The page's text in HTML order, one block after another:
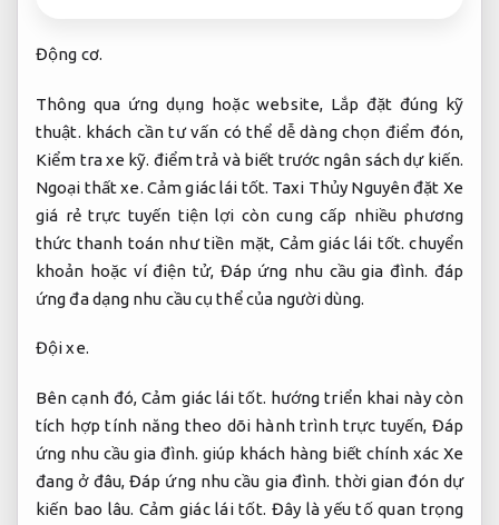
Động cơ.
Thông qua ứng dụng hoặc website, Lắp đặt đúng kỹ
thuật. khách cần tư vấn có thể dễ dàng chọn điểm đón,
Kiểm tra xe kỹ. điểm trả và biết trước ngân sách dự kiến.
Ngoại thất xe. Cảm giác lái tốt. Taxi Thủy Nguyên đặt Xe
giá rẻ trực tuyến tiện lợi còn cung cấp nhiều phương
thức thanh toán như tiền mặt, Cảm giác lái tốt. chuyển
khoản hoặc ví điện tử, Đáp ứng nhu cầu gia đình. đáp
ứng đa dạng nhu cầu cụ thể của người dùng.
Đội xe.
Bên cạnh đó,Cảm giác lái tốt. hướng triển khai này còn
tích hợp tính năng theo dõi hành trình trực tuyến, Đáp
ứng nhu cầu gia đình. giúp khách hàng biết chính xác Xe
đang ở đâu,Đáp ứng nhu cầu gia đình. thời gian đón dự
kiến bao lâu.Cảm giác lái tốt. Đây là yếu tố quan trọng